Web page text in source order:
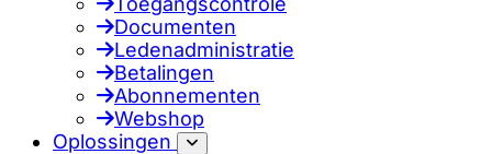
Documenten
Ledenadministratie
Betalingen
Abonnementen
Webshop
Oplossingen